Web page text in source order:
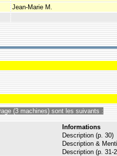
Jean-Marie M.
(3 machines) sont les suivants :
Informations
Description (p. 30)
Description &
Description (p. 31-